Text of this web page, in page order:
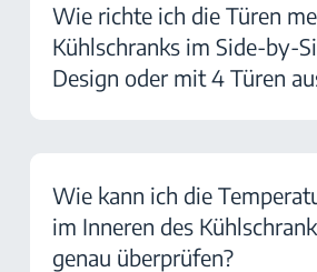
Wie richte ich die Türen
Kühlschranks im Side-by-
Design oder mit 4 Türen
Wie kann ich die
im Inneren des
genau überprüfen?